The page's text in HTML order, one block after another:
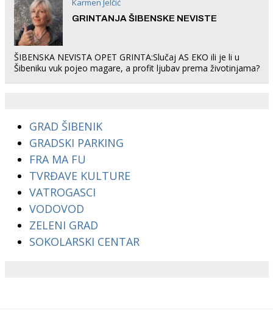
Karmen Jelčić
GRINTANJA ŠIBENSKE NEVISTE
ŠIBENSKA NEVISTA OPET GRINTA:Slučaj AS EKO ili je li u
Šibeniku vuk pojeo magare, a profit ljubav prema životinjama?
GRAD ŠIBENIK
GRADSKI PARKING
FRA MA FU
TVRĐAVE KULTURE
VATROGASCI
VODOVOD
ZELENI GRAD
SOKOLARSKI CENTAR